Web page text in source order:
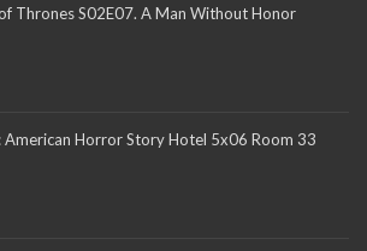
Thrones S02E07. A Man Without Honor
American Horror Story Hotel 5x06 Room 33